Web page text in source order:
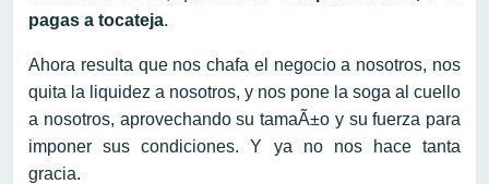
pagas a tocateja.
Ahora resulta que nos chafa el negocio a nosotros, nos
quita la liquidez a nosotros, y nos pone la soga al cuello
a nosotros, aprovechando su tamaÃ±o y su fuerza para
imponer sus condiciones. Y ya no nos hace tanta
gracia.